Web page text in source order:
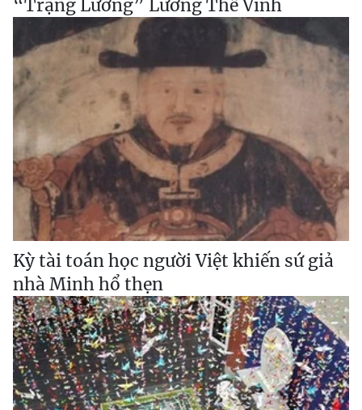
“Trạng Lường” Lương Thế Vinh
Kỳ tài toán học người Việt khiến sứ giả
nhà Minh hổ thẹn